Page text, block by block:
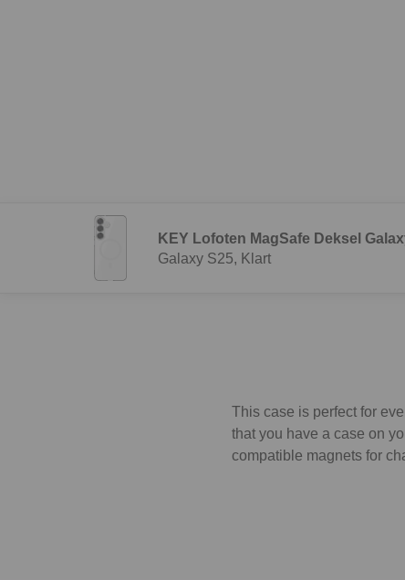
KEY Lofoten MagSafe Deksel
Galaxy S25, Klart
This case is perfect for
that you have a case on
compatible magnets for